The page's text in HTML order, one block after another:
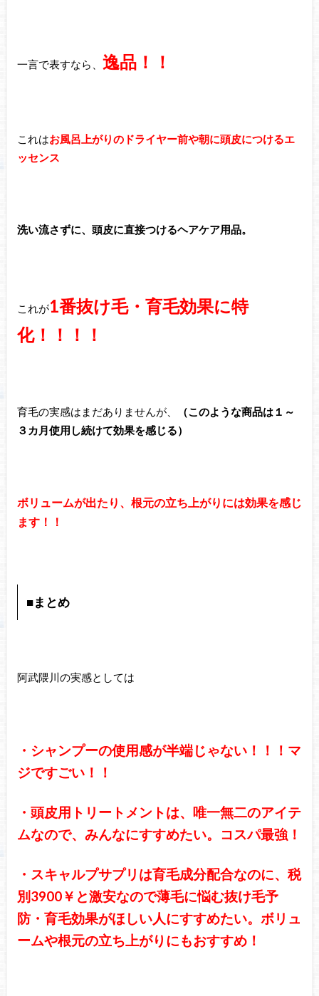
一言で表すなら、 逸品！！
これはお風呂上がりのドライヤー前や朝に頭皮につけるエ
ッセンス
洗い流さずに、頭皮に直接つけるヘアケア用品。
これが1番抜け毛・育毛効果に特
化！！！！
育毛の実感はまだありませんが、
（このような商品は１～
３カ月使用し続けて効果を感じる）
ボリュームが出たり、根元の立ち上がりには効果を感じ
ます！！
■まとめ
阿武隈川の実感としては
・シャンプーの使用感が半端じゃない！！！マ
ジですごい！！
・頭皮用トリートメントは、唯一無二のアイテ
ムなので、みんなにすすめたい。コスパ最強！
・スキャルプサプリは育毛成分配合なのに、税
別3900￥と激安なので薄毛に悩む抜け毛予
防・育毛効果がほしい人にすすめたい。ボリュ
ームや根元の立ち上がりにもおすすめ！